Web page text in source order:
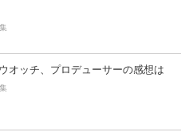
オッチ、プロデューサーの感想は